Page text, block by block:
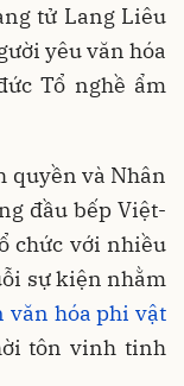
tử Lang Liêu
yêu văn hóa
Tổ nghề ẩm
quyền và Nhân
đầu bếp Việt-
chức với nhiều
sự kiện nhằm
văn hóa phi vật
tôn vinh tinh